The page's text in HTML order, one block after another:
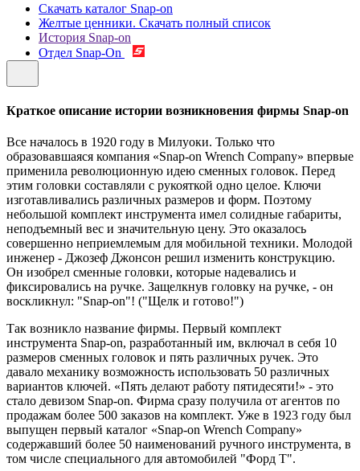
Скачать каталог Snap-on
Желтые ценники. Скачать полный список
История Snap-on
Отдел Snap-On
Краткое описание истории возникновения фирмы Snap-on
Все началось в 1920 году в Милуоки. Только что
образовавшаяся компания «Snap-on Wrench Company» впервые
применила революционную идею сменных головок. Перед
этим головки составляли с рукояткой одно целое. Ключи
изготавливались различных размеров и форм. Поэтому
небольшой комплект инструмента имел солидные габариты,
неподъемный вес и значительную цену. Это оказалось
совершенно неприемлемым для мобильной техники. Молодой
инженер - Джозеф Джонсон решил изменить конструкцию.
Он изобрел сменные головки, которые надевались и
фиксировались на ручке. Защелкнув головку на ручке, - он
воскликнул: "Snap-on"! ("Щелк и готово!")
Так возникло название фирмы. Первый комплект
инструмента Snap-on, разработанный им, включал в себя 10
размеров сменных головок и пять различных ручек. Это
давало механику возможность использовать 50 различных
вариантов ключей. «Пять делают работу пятидесяти!» - это
стало девизом Snap-on. Фирма сразу получила от агентов по
продажам более 500 заказов на комплект. Уже в 1923 году был
выпущен первый каталог «Snap-on Wrench Company»
содержавший более 50 наименований ручного инструмента, в
том числе специального для автомобилей "Форд Т".